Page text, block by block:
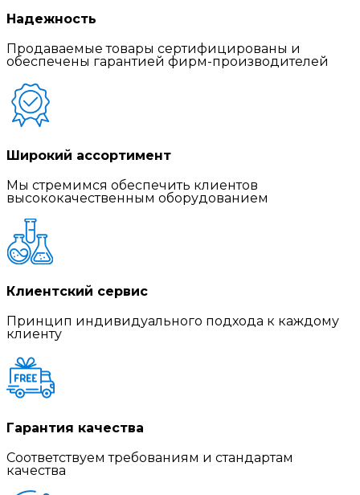
Надежность
Продаваемые товары сертифицированы и
обеспечены гарантией фирм-производителей
Широкий ассортимент
Мы стремимся обеспечить клиентов
высококачественным оборудованием
Клиентский сервис
Принцип индивидуального подхода к каждому
клиенту
Гарантия качества
Соответствуем требованиям и стандартам
качества